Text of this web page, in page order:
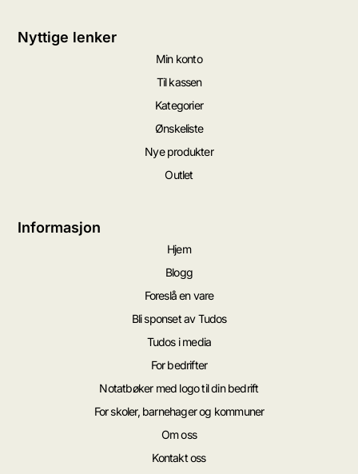
Nyttige lenker
Min konto
Til kassen
Kategorier
Ønskeliste
Nye produkter
Outlet
Informasjon
Hjem
Blogg
Foreslå en vare
Bli sponset av Tudos
Tudos i media
For bedrifter
Notatbøker med logo til din bedrift
For skoler, barnehager og kommuner
Om oss
Kontakt oss